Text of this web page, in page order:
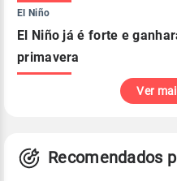
El Niño
El Niño já é forte e
primavera
Ver
Recomendados